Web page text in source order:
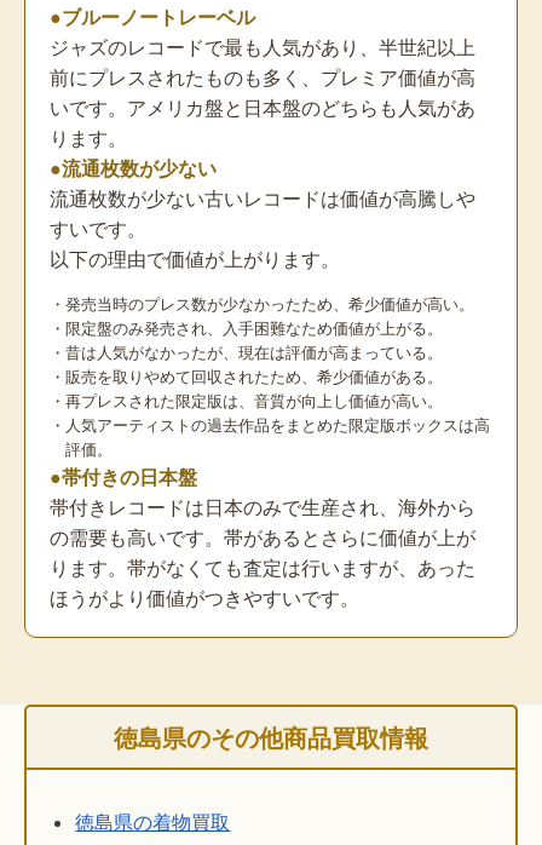
●ブルーノートレーベル
ジャズのレコードで最も人気があり、半世紀以上
前にプレスされたものも多く、プレミア価値が高
いです。アメリカ盤と日本盤のどちらも人気があ
ります。
●流通枚数が少ない
流通枚数が少ない古いレコードは価値が高騰しや
すいです。
以下の理由で価値が上がります。
・発売当時のプレス数が少なかったため、希少価値が高い。
・限定盤のみ発売され、入手困難なため価値が上がる。
・昔は人気がなかったが、現在は評価が高まっている。
・販売を取りやめて回収されたため、希少価値がある。
・再プレスされた限定版は、音質が向上し価値が高い。
・人気アーティストの過去作品をまとめた限定版ボックスは高
評価。
●帯付きの日本盤
帯付きレコードは日本のみで生産され、海外から
の需要も高いです。帯があるとさらに価値が上が
ります。帯がなくても査定は行いますが、あった
ほうがより価値がつきやすいです。
徳島県のその他商品買取情報
徳島県の着物買取